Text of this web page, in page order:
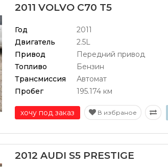
2011 VOLVO C70 T5
Год
2011
Двигатель
2.5L
Привод
Передний привод
Топливо
Бензин
Трансмиссия
Автомат
Пробег
195.174 км
хочу под заказ В избраное
2012 AUDI S5 PRESTIGE